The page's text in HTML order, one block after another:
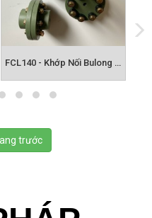
FCL140 - Khớp Nối Bulong FCL